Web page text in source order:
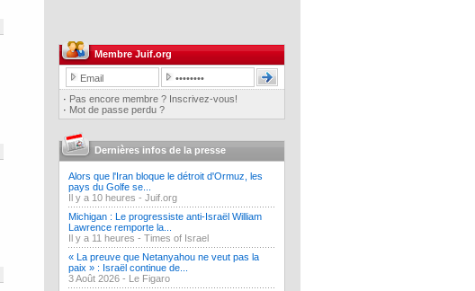
Membre Juif.org
· Pas encore membre ? Inscrivez-vous!
· Mot de passe perdu ?
Dernières infos de la presse
Alors que l'Iran bloque le détroit d'Ormuz, les
pays du Golfe se...
Il y a 10 heures - Juif.org
Michigan : Le progressiste anti-Israël William
Lawrence remporte la...
Il y a 11 heures - Times of Israel
« La preuve que Netanyahou ne veut pas la
paix » : Israël continue de...
3 Août 2026 - Le Figaro